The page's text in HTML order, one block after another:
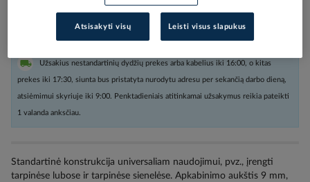
Užsakius nestandartinių dydžių prekes arba kabelius iki 16:00, o kitas
prekes iki 17:30, siunta bus pristatyta nurodytu adresu per sekančią darbo dieną,
atsiėmimui skyriuje iki 9:00. Penktadieniais atitinkamai užsakymus reikia pateikti
1 valanda anksčiau.
Standartinė konstrukcija universaliam naudojimui, pvz., įrengti
tarpinėse lubose ir tarpinėse sienelėse. Apkabinimo aukštis 9 mm,
Atsisakyti visų Leisti visus slapukus